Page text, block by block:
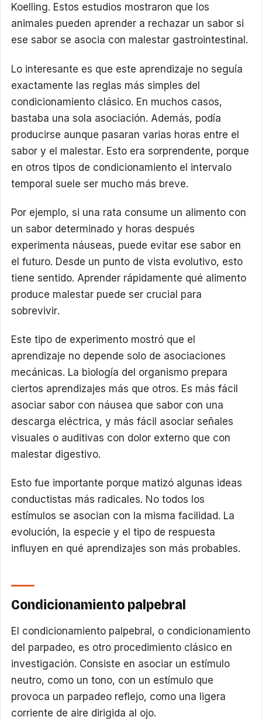
Koelling. Estos estudios mostraron que los
animales pueden aprender a rechazar un sabor si
ese sabor se asocia con malestar gastrointestinal.
Lo interesante es que este aprendizaje no seguía
exactamente las reglas más simples del
condicionamiento clásico. En muchos casos,
bastaba una sola asociación. Además, podía
producirse aunque pasaran varias horas entre el
sabor y el malestar. Esto era sorprendente, porque
en otros tipos de condicionamiento el intervalo
temporal suele ser mucho más breve.
Por ejemplo, si una rata consume un alimento con
un sabor determinado y horas después
experimenta náuseas, puede evitar ese sabor en
el futuro. Desde un punto de vista evolutivo, esto
tiene sentido. Aprender rápidamente qué alimento
produce malestar puede ser crucial para
sobrevivir.
Este tipo de experimento mostró que el
aprendizaje no depende solo de asociaciones
mecánicas. La biología del organismo prepara
ciertos aprendizajes más que otros. Es más fácil
asociar sabor con náusea que sabor con una
descarga eléctrica, y más fácil asociar señales
visuales o auditivas con dolor externo que con
malestar digestivo.
Esto fue importante porque matizó algunas ideas
conductistas más radicales. No todos los
estímulos se asocian con la misma facilidad. La
evolución, la especie y el tipo de respuesta
influyen en qué aprendizajes son más probables.
Condicionamiento palpebral
El condicionamiento palpebral, o condicionamiento
del parpadeo, es otro procedimiento clásico en
investigación. Consiste en asociar un estímulo
neutro, como un tono, con un estímulo que
provoca un parpadeo reflejo, como una ligera
corriente de aire dirigida al ojo.